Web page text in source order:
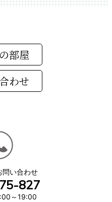
部屋
問い合わせ
827
～19:00